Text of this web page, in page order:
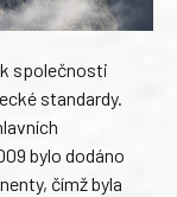
společnosti
standardy.
bylo dodáno
čímž byla